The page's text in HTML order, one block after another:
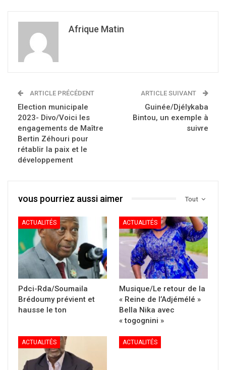
Afrique Matin
ARTICLE PRÉCÉDENT
Election municipale
2023- Divo/Voici les
engagements de Maître
Bertin Zéhouri pour
rétablir la paix et le
développement
ARTICLE SUIVANT
Guinée/Djélykaba
Bintou, un exemple à
suivre
Tout
vous pourriez aussi aimer
ACTUALITÉS
Pdci-Rda/Soumaila
Brédoumy prévient et
hausse le ton
ACTUALITÉS
Musique/Le retour de la
« Reine de l’Adjémélé »
Bella Nika avec
« togognini »
ACTUALITÉS ACTUALITÉS